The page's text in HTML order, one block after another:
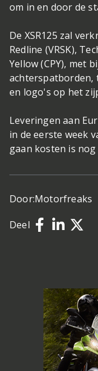
om in en door de
De XSR125 zal
Redline (VRSK),
Yellow (CPY), met
achterspatborden,
en logo's op het
Leveringen aan
in de eerste week
gaan kosten is
Door:Motorfreaks
Deel